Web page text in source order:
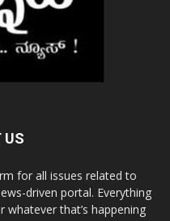
US
for all issues related to
driven portal. Everything
whatever that’s happening